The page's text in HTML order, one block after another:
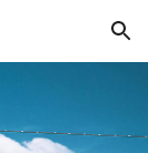
Skip to navigation